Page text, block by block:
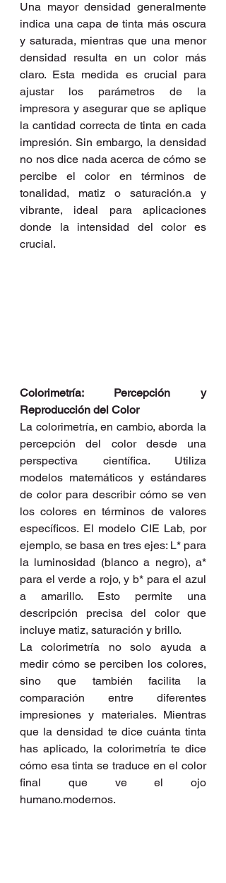
Una mayor densidad generalmente
indica una capa de tinta más oscura
y saturada, mientras que una menor
densidad resulta en un color más
claro. Esta medida es crucial para
ajustar los parámetros de la
impresora y asegurar que se aplique
la cantidad correcta de tinta en cada
impresión. Sin embargo, la densidad
no nos dice nada acerca de cómo se
percibe el color en términos de
tonalidad, matiz o saturación.a y
vibrante, ideal para aplicaciones
donde la intensidad del color es
crucial.
Colorimetría: Percepción y
Reproducción del Color
La colorimetría, en cambio, aborda la
percepción del color desde una
perspectiva científica. Utiliza
modelos matemáticos y estándares
de color para describir cómo se ven
los colores en términos de valores
específicos. El modelo CIE Lab, por
ejemplo, se basa en tres ejes: L* para
la luminosidad (blanco a negro), a*
para el verde a rojo, y b* para el azul
a amarillo. Esto permite una
descripción precisa del color que
incluye matiz, saturación y brillo.
La colorimetría no solo ayuda a
medir cómo se perciben los colores,
sino que también facilita la
comparación entre diferentes
impresiones y materiales. Mientras
que la densidad te dice cuánta tinta
has aplicado, la colorimetría te dice
cómo esa tinta se traduce en el color
final que ve el ojo
humano.modernos.